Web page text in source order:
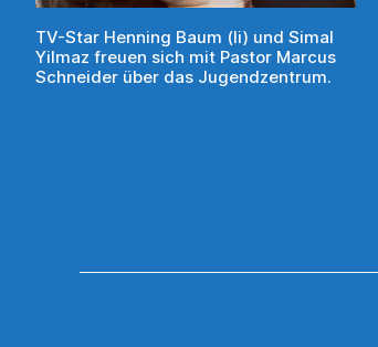
TV-Star Henning Baum (li) und Simal
Yilmaz freuen sich mit Pastor Marcus
Schneider über das Jugendzentrum.